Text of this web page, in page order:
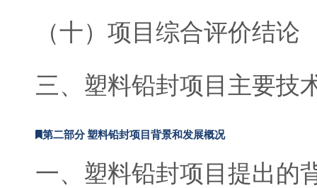
（十）项目综合评价结论
三、塑料铅封项目主要技
第二部分 塑料铅封项目背景和发展概况
一、塑料铅封项目提出的